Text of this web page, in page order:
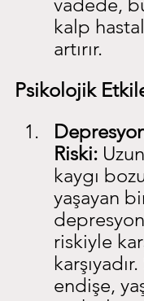
kalp
artırır.
Psikolojik
Riski:
kaygı
yaşayan
riskiyle
endişe,